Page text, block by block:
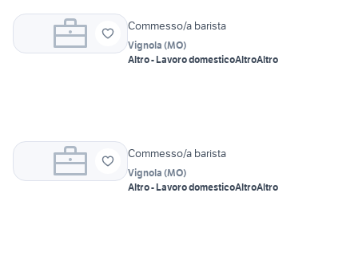
Commesso/a barista
Vignola (MO)
Altro - Lavoro domesticoAltroAltro
Commesso/a barista
Vignola (MO)
Altro - Lavoro domesticoAltroAltro